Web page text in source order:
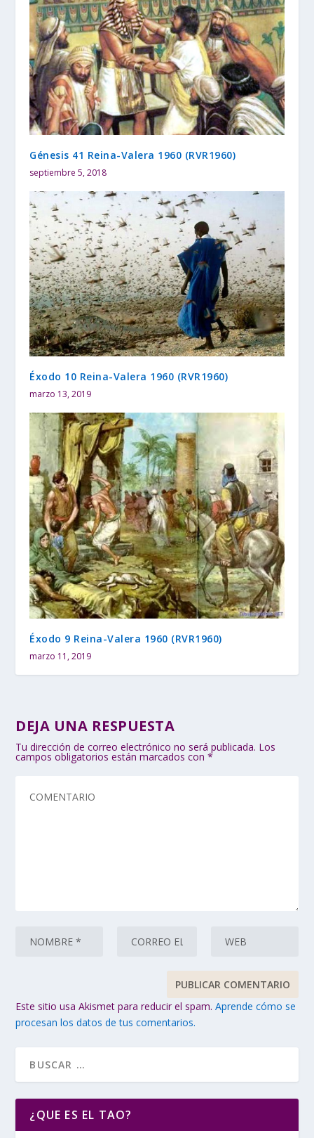
Génesis 41 Reina-Valera 1960 (RVR1960)
septiembre 5, 2018
Éxodo 10 Reina-Valera 1960 (RVR1960)
marzo 13, 2019
Éxodo 9 Reina-Valera 1960 (RVR1960)
marzo 11, 2019
DEJA UNA RESPUESTA
Tu dirección de correo electrónico no será publicada. Los
campos obligatorios están marcados con*
Este sitio usa Akismet para reducir el spam.Aprende cómo se
procesan los datos de tus comentarios.
¿QUE ES EL TAO?